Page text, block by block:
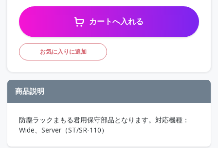
カートへ入れる
お気に入りに追加
商品説明
防塵ラックまもる君用保守部品となります。対応機種：
Wide、Server（ST/SR-110）